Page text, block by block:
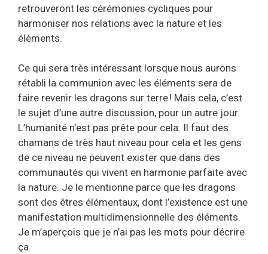
retrouveront les cérémonies cycliques pour
harmoniser nos relations avec la nature et les
éléments.
Ce qui sera très intéressant lorsque nous aurons
rétabli la communion avec les éléments sera de
faire revenir les dragons sur terre ! Mais cela, c’est
le sujet d’une autre discussion, pour un autre jour.
L’humanité n’est pas prête pour cela. Il faut des
chamans de très haut niveau pour cela et les gens
de ce niveau ne peuvent exister que dans des
communautés qui vivent en harmonie parfaite avec
la nature. Je le mentionne parce que les dragons
sont des êtres élémentaux, dont l’existence est une
manifestation multidimensionnelle des éléments.
Je m’aperçois que je n’ai pas les mots pour décrire
ça.